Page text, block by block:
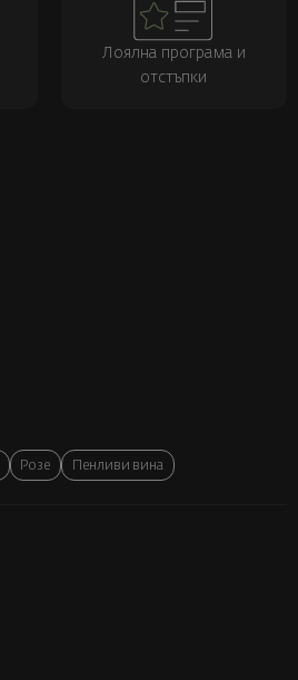
Лоялна програма и
отстъпки
Розе Пенливи вина